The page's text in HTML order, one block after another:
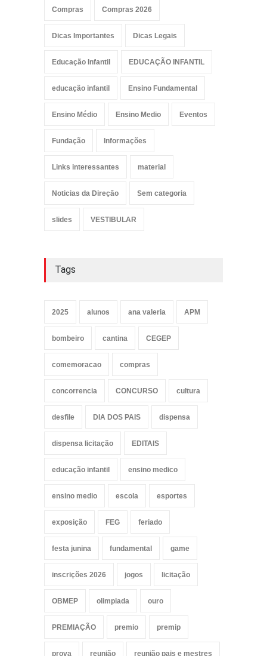
Compras Compras 2026
Dicas Importantes Dicas Legais
Educação Infantil EDUCAÇÃO INFANTIL
educação infantil Ensino Fundamental
Ensino Médio Ensino Medio Eventos
Fundação Informações
Links interessantes material
Noticias da Direção Sem categoria
slides VESTIBULAR
Tags
2025 alunos ana valeria APM
bombeiro cantina CEGEP
comemoracao compras
concorrencia CONCURSO cultura
desfile DIA DOS PAIS dispensa
dispensa licitação EDITAIS
educação infantil ensino medico
ensino medio escola esportes
exposição FEG feriado
festa junina fundamental game
inscrições 2026 jogos licitação
OBMEP olimpiada ouro
PREMIAÇÃO premio premip
prova reunião reunião pais e mestres